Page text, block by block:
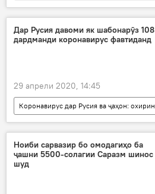
Ҳамаи хабарҳо
Дар ҷаҳон
қаҳрамонии ҷаҳон
Дар Русия давоми як шабонарӯз 108
дардманди коронавирус фавтиданд
29 апрели 2020, 14:45
Тандурустӣ
Дар ҷаҳон
Ҳамаи хабарҳо
маризон
даргузашт
Ноиби сарвазир бо омодагиҳо ба
ҷашни 5500-солагии Саразм шинос
шуд